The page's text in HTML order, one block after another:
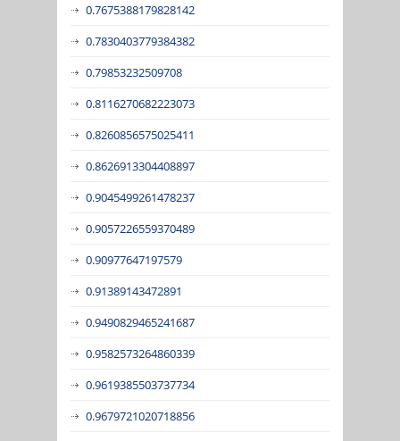
0.7675388179828142
0.7830403779384382
0.79853232509708
0.8116270682223073
0.8260856575025411
0.8626913304408897
0.9045499261478237
0.9057226559370489
0.90977647197579
0.91389143472891
0.9490829465241687
0.9582573264860339
0.9619385503737734
0.9679721020718856